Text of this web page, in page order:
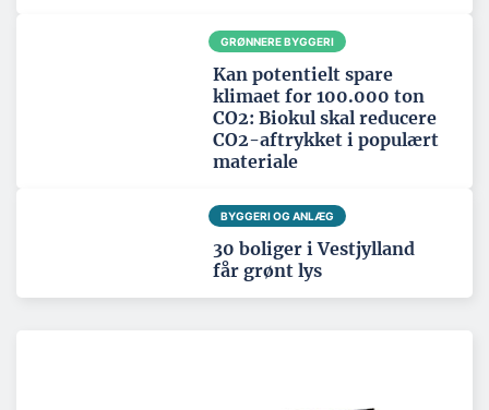
GRØNNERE BYGGERI
Kan potentielt spare
klimaet for 100.000 ton
CO2: Biokul skal reducere
CO2-aftrykket i populært
materiale
BYGGERI OG ANLÆG
30 boliger i Vestjylland
får grønt lys